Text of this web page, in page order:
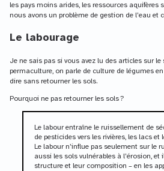
les pays moins arides, les ressources aquifères
nous avons un problème de gestion de l’eau et
Le labourage
Je ne sais pas si vous avez lu des articles sur
permaculture, on parle de culture de légumes
dire sans retourner les sols.
Pourquoi ne pas retourner les sols ?
Le labour entraîne le ruissellement de
de pesticides vers les rivières, les lacs et
Le labour n’influe pas seulement sur le
aussi les sols vulnérables à l’érosion, et
structure et leur composition – en les